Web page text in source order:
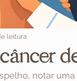
leitura
notar